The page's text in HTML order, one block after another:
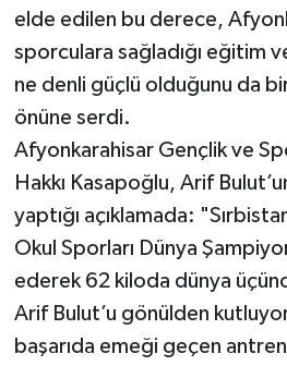
elde edilen bu derece,
sporculara sağladığı eğitim
ne denli güçlü olduğunu da
önüne serdi.
Afyonkarahisar Gençlik ve
Hakkı Kasapoğlu, Arif
yaptığı açıklamada:
Okul Sporları Dünya
ederek 62 kiloda dünya
Arif Bulut’u gönülden
başarıda emeği geçen